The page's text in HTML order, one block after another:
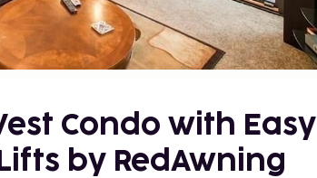
Condo with Easy
by RedAwning